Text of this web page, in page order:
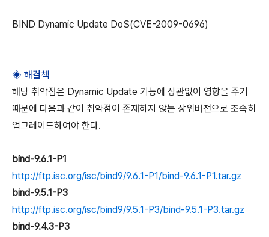
BIND Dynamic Update DoS(CVE-2009-0696)
◈ 해결책
해당 취약점은 Dynamic Update 기능에 상관없이 영향을 주기
때문에 다음과 같이 취약점이 존재하지 않는 상위버전으로 조속히
업그레이드하여야 한다.
bind-9.6.1-P1
http://ftp.isc.org/isc/bind9/9.6.1-P1/bind-9.6.1-P1.tar.gz
bind-9.5.1-P3
http://ftp.isc.org/isc/bind9/9.5.1-P3/bind-9.5.1-P3.tar.gz
bind-9.4.3-P3